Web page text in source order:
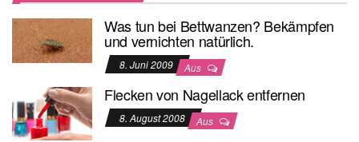
Was tun bei Bettwanzen? Bekämpfen
und vernichten natürlich.
8. Juni 2009 Aus
Flecken von Nagellack entfernen
8. August 2008 Aus